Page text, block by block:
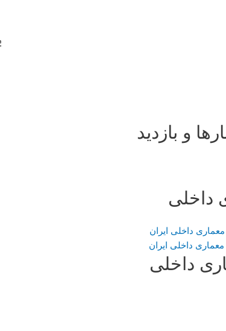
و بازدید
داخلی
داخلی ایران
داخلی ایران
داخلی